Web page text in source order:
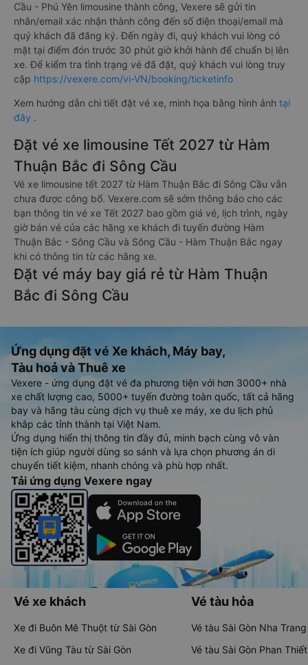
Cầu - Phú Yên limousine thành công, Vexere sẽ gửi tin
nhắn/email xác nhận thành công đến số điện thoại/email mà
quý khách đã đăng ký. Đến ngày đi, quý khách vui lòng có
mặt tại điểm đón trước 30 phút giờ khởi hành để chuẩn bị lên
xe. Để kiểm tra tình trạng vé đã đặt, quý khách vui lòng truy
cập https://vexere.com/vi-VN/booking/ticketinfo
Xem hướng dẫn chi tiết đặt vé xe, minh họa bằng hình ảnh tại
đây .
Đặt vé xe limousine Tết 2027 từ Hàm
Thuận Bắc đi Sông Cầu
Vé xe limousine tết 2027 từ Hàm Thuận Bắc đi Sông Cầu vẫn
chưa được công bố. Vexere.com sẽ sớm thông báo cho các
bạn thông tin vé xe Tết 2027 bao gồm giá vé, lịch trình, ngày
giờ bán vé của các hãng xe khách đi tuyến đường Hàm
Thuận Bắc - Sông Cầu và Sông Cầu - Hàm Thuận Bắc ngay
khi có thông tin từ các hãng xe.
Đặt vé máy bay giá rẻ từ Hàm Thuận
Bắc đi Sông Cầu
Ứng dụng đặt vé Xe khách, Máy bay,
Tàu hoả và Thuê xe
Vexere - ứng dụng đặt vé đa phương tiện với hơn 3000+ nhà
xe chất lượng cao, 5000+ tuyến đường toàn quốc, tất cả hãng
bay và hãng tàu cùng dịch vụ thuê xe máy, xe du lịch phủ
khắp các tỉnh thành tại Việt Nam.
Ứng dụng hiển thị thông tin đầy đủ, minh bạch cùng vô vàn
tiện ích giúp người dùng so sánh và lựa chọn phương án di
chuyển tiết kiệm, nhanh chóng và phù hợp nhất.
Tải ứng dụng Vexere ngay
Vé xe khách
Xe đi Buôn Mê Thuột từ Sài Gòn
Xe đi Vũng Tàu từ Sài Gòn
Vé tàu hỏa
Vé tàu Sài Gòn Nha Trang
Vé tàu Sài Gòn Phan Thiết